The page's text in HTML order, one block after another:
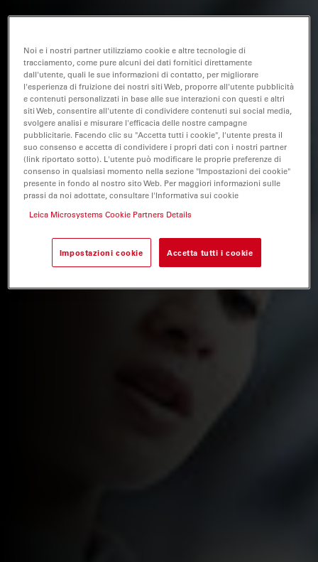
Noi e i nostri partner utilizziamo cookie e altre tecnologie di
tracciamento, come pure alcuni dei dati fornitici direttamente
dall'utente, quali le sue informazioni di contatto, per migliorare
l'esperienza di fruizione dei nostri siti Web, proporre all'utente pubblicità
e contenuti personalizzati in base alle sue interazioni con questi e altri
siti Web, consentire all'utente di condividere contenuti sui social media,
svolgere analisi e misurare l'efficacia delle nostre campagne
pubblicitarie. Facendo clic su "Accetta tutti i cookie", l'utente presta il
suo consenso e accetta di condividere i propri dati con i nostri partner
(link riportato sotto). L'utente può modificare le proprie preferenze di
consenso in qualsiasi momento nella sezione "Impostazioni dei cookie"
presente in fondo al nostro sito Web. Per maggiori informazioni sulle
prassi da noi adottate, consultare l'Informativa sui cookie
Leica Microsystems Cookie Partners Details
Impostazioni cookie Accetta tutti i cookie